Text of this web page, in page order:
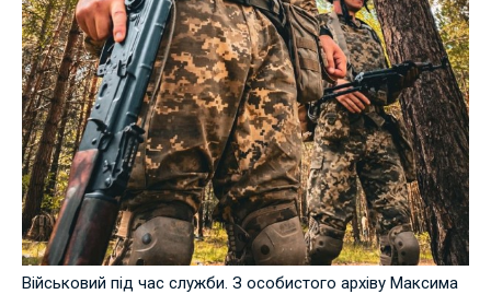
Військовий під час служби. З особистого архіву Максима